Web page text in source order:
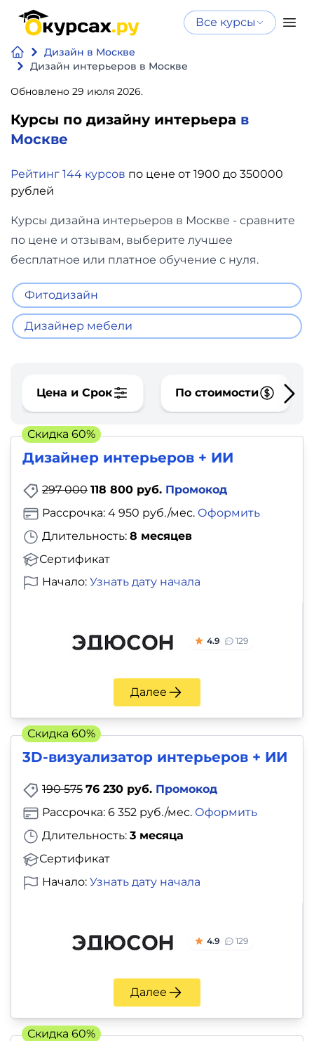
Все курсы
Дизайн в Москве
Дизайн интерьеров в Москве
Обновлено 29 июля 2026.
Курсы по дизайну интерьера в
Москве
Рейтинг 144 курсов по цене от 1900 до 350000
рублей
Курсы дизайна интерьеров в Москве - сравните
по цене и отзывам, выберите лучшее
бесплатное или платное обучение с нуля.
Фитодизайн
Дизайнер мебели
Цена и Срок По стоимости
Дизайнер интерьеров + ИИ
297 000 118 800 руб. Промокод
Длительность: 8 месяцев
Сертификат
Рассрочка: 4 950 руб./мес. Оформить
Начало: Узнать дату начала
4.9 129
Далее
Скидка 60%
3D-визуализатор интерьеров + ИИ
190 575 76 230 руб. Промокод
Длительность: 3 месяца
Сертификат
Рассрочка: 6 352 руб./мес. Оформить
Начало: Узнать дату начала
4.9 129
Далее
Скидка 60%
Скидка 60%
Нейросеть
и ИИ
Бизнес
финансы
Дизайн
Аналитика
Видео,
фото,
аудио
Иностранный
язык
детей
Красота,
здоровье,
фитнес
Репетиторы
Тесты
на
профориентацию
Нейросеть и ИИ
интеллекту